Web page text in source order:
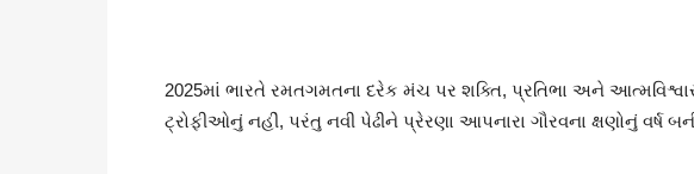
2025માં ભારતે રમતગમતના દરેક મંચ પર શક્તિ, પ્રતિભા અને
ટ્રોફીઓનું નહીં, પરંતુ નવી પેઢીને પ્રેરણા આપનારા ગૌરવના ક્ષણોનું વર્ષ